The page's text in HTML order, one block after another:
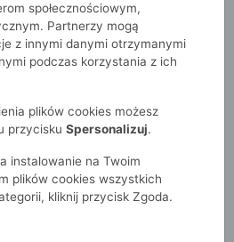
2-7 lat
- Limited Edition
społecznościowym,
Partnerzy mogą
z innymi danymi otrzymanymi
podczas korzystania z ich
plików cookies możesz
przycisku Spersonalizuj.
instalowanie na Twoim
plików cookies wszystkich
kliknij przycisk Zgoda.